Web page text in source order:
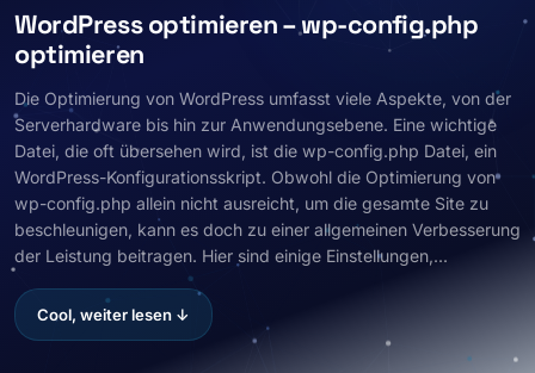
WordPress optimieren – wp-config.php
optimieren
Die Optimierung von WordPress umfasst viele Aspekte, von der
Serverhardware bis hin zur Anwendungsebene. Eine wichtige
Datei, die oft übersehen wird, ist die wp-config.php Datei, ein
WordPress-Konfigurationsskript. Obwohl die Optimierung von
wp-config.php allein nicht ausreicht, um die gesamte Site zu
beschleunigen, kann es doch zu einer allgemeinen Verbesserung
der Leistung beitragen. Hier sind einige Einstellungen,...
Cool, weiter lesen ↓